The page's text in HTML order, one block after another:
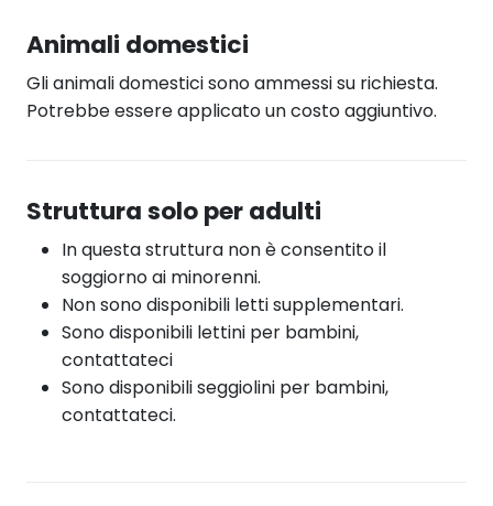
Animali domestici
Gli animali domestici sono ammessi su richiesta.
Potrebbe essere applicato un costo aggiuntivo.
Struttura solo per adulti
In questa struttura non è consentito il
soggiorno ai minorenni.
Non sono disponibili letti supplementari.
Sono disponibili lettini per bambini,
contattateci
Sono disponibili seggiolini per bambini,
contattateci.